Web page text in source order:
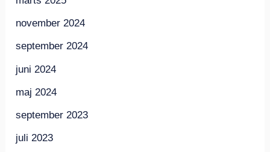
november 2024
september 2024
juni 2024
maj 2024
september 2023
juli 2023